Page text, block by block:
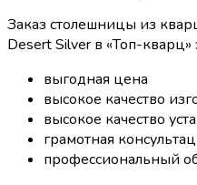
Заказ столешницы из
Desert Silver в «Топ-кварц»
выгодная цена
высокое качество
высокое качество
грамотная
профессиональный